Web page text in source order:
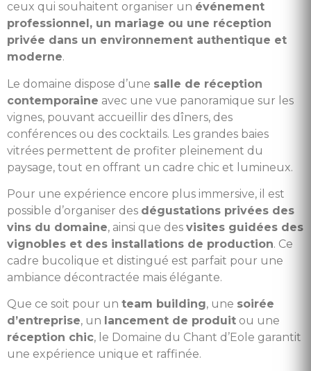
ceux qui souhaitent organiser un événement
professionnel, un mariage ou une réception
privée dans un environnement authentique et
moderne.
Le domaine dispose d’une salle de réception
contemporaine avec une vue panoramique sur les
vignes, pouvant accueillir des dîners, des
conférences ou des cocktails. Les grandes baies
vitrées permettent de profiter pleinement du
paysage, tout en offrant un cadre chic et lumineux.
Pour une expérience encore plus immersive, il est
possible d’organiser des dégustations privées des
vins du domaine, ainsi que des visites guidées des
vignobles et des installations de production. Ce
cadre bucolique et distingué est parfait pour une
ambiance décontractée mais élégante.
Que ce soit pour un team building, une soirée
d’entreprise, un lancement de produit ou une
réception chic, le Domaine du Chant d’Eole garantit
une expérience unique et raffinée.